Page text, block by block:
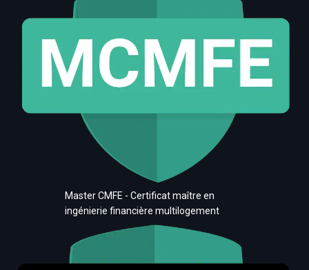
Master CMFE - Certificat maître en
ingénierie financière multilogement